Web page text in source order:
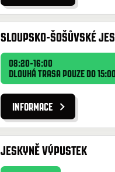
SLOUPSKO-ŠOŠŮVSKÉ
08:20-16:00
DLOUHÁ TRASA POUZE DO 15:00
INFORMACE
JESKYNĚ VÝPUSTEK